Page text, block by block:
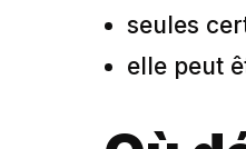
seules
elle peut